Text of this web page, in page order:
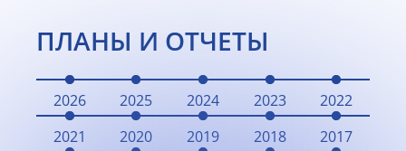
ПЛАНЫ И ОТЧЕТЫ
2026 2025 2024 2023
2022
2021
2020 2019 2018
2017